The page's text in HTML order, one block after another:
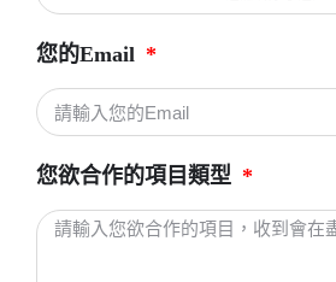
您的Email
您欲合作的項目類型